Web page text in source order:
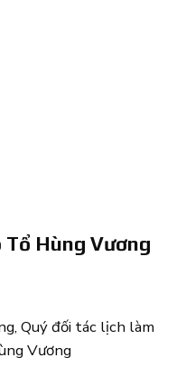
Tổ Hùng Vương
Quý đối tác lịch làm
Vương